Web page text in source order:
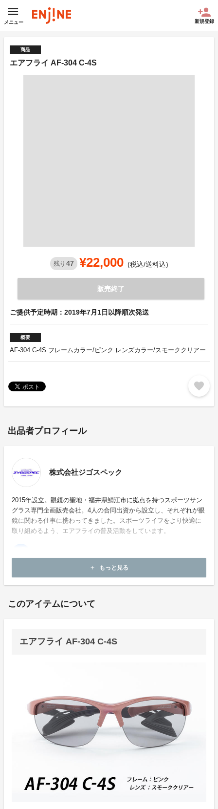
メニュー 新規登録
商品
エアフライ AF-304 C-4S
残り 47 ¥22,000 (税込/送料込)
販売終了
ご提供予定時期：2019年7月1日以降順次発送
概要
AF-304 C-4S フレームカラー/ピンク レンズカラー/スモーククリアー
favorite
出品者プロフィール
株式会社ジゴスペック
2015年設立。眼鏡の聖地・福井県鯖江市に拠点を持つスポーツサン
グラス専門企画販売会社。4人の合同出資から設立し、それぞれが眼
鏡に関わる仕事に携わってきました。スポーツライフをより快適に
取り組めるよう、エアフライの普及活動をしています。
add もっと見る
このアイテムについて
エアフライ AF-304 C-4S